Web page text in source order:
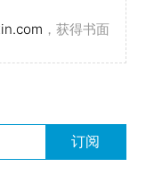
，获得书面
订阅